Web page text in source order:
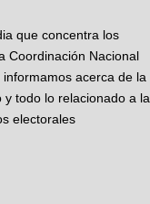
que concentra los
Coordinación Nacional
acerca de la
todo lo relacionado a la
electorales